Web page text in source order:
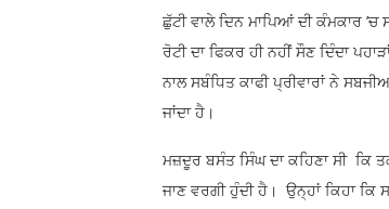
ਛੁੱਟੀ ਵਾਲੇ ਦਿਨ ਮਾਪਿਆਂ ਦੀ ਕੰਮਕਾਰ
ਰੋਟੀ ਦਾ ਫਿਕਰ ਹੀ ਨਹੀਂ ਸੌਣ ਦਿੰਦਾ
ਨਾਲ ਸਬੰਧਿਤ ਕਾਫੀ ਪ੍ਰੀਵਾਰਾਂ ਨੇ
ਜਾਂਦਾ ਹੈ।
ਮਜ਼ਦੂਰ ਬਸੰਤ ਸਿੰਘ ਦਾ ਕਹਿਣਾ ਸੀ ਕਿ
ਜਾਣ ਵਰਗੀ ਹੁੰਦੀ ਹੈ। ਉਨ੍ਹਾਂ ਕਿਹਾ